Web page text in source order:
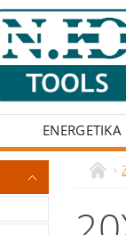
ENERGETIKA